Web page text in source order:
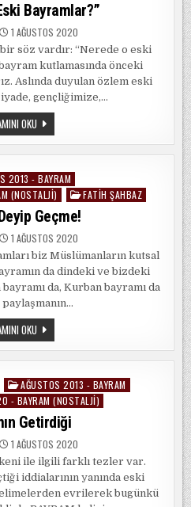
Bayramlar?”
1 AĞUSTOS 2020
söz vardır: “Nerede o eski
kutlamasında önceki
Aslında duyulan özlem eski
gençliğimize,…
OKU“NEREDE
O
ESKI
BAYRAMLAR?”
2013 - BAYRAM
(NOSTALJI)
FATIH ŞAHBAZ
Geçme!
1 AĞUSTOS 2020
biz Müslümanların kutsal
da dindeki ve bizdeki
da, Kurban bayramı da
OKUBAYRAM
DEYIP
GEÇME!
AĞUSTOS 2013 - BAYRAM
- BAYRAM (NOSTALJI)
Getirdiği
1 AĞUSTOS 2020
ile ilgili farklı tezler var.
iddialarının yanında eski
evrilerek bugünkü